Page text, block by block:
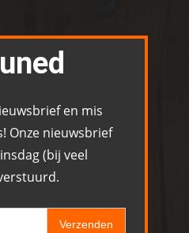
en mis
Onze nieuwsbrief
(bij veel
Verzenden